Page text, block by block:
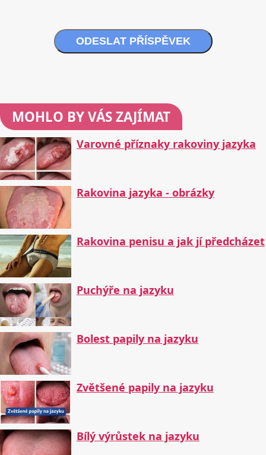
ODESLAT PŘÍSPĚVEK
MOHLO BY VÁS ZAJÍMAT
Varovné příznaky rakoviny jazyka
Rakovina jazyka - obrázky
Rakovina penisu a jak jí předcházet
Puchýře na jazyku
Bolest papily na jazyku
Zvětšené papily na jazyku
Bílý výrůstek na jazyku